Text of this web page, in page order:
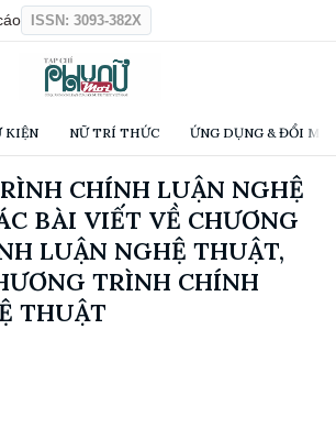
ISSN: 3093-382X
KIỆN NỮ TRÍ THỨC ỨNG DỤNG & ĐỔI
CHÍNH LUẬN NGHỆ
BÀI VIẾT VỀ CHƯƠNG
LUẬN NGHỆ THUẬT,
TRÌNH CHÍNH
THUẬT